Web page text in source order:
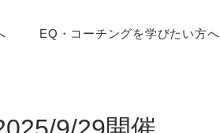
EQ・コーチングを学びたい方へ